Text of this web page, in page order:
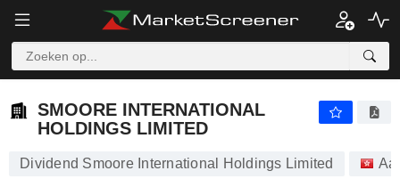
SMOORE INTERNATIONAL
HOLDINGS LIMITED
Dividend Smoore International Holdings Limited